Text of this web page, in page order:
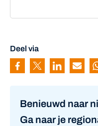
Deel via
Pagina delen via
Pagina delen
Pagina
Benieuwd naar
Ga naar je